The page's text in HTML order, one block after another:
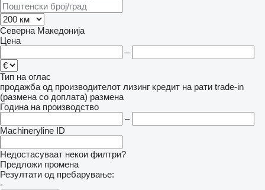
Северна Македонија
Цена
–
Тип на оглас
продажба од производителот лизинг кредит на рати trade-in
(размена со доплата) размена
Година на производство
–
Machineryline ID
Недостасуваат некои филтри?
Предложи промена
Резултати од пребарување:
-